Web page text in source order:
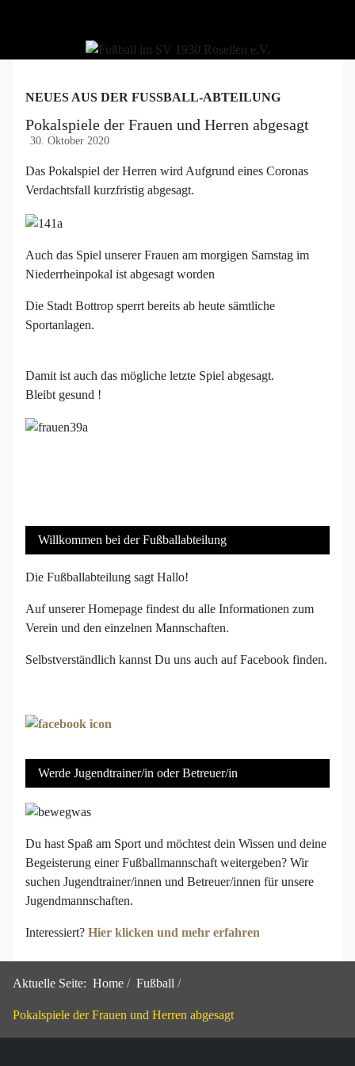
NEUES AUS DER FUSSBALL-ABTEILUNG
Pokalspiele der Frauen und Herren abgesagt
30. Oktober 2020
Das Pokalspiel der Herren wird Aufgrund eines Coronas
Verdachtsfall kurzfristig abgesagt.
Auch das Spiel unserer Frauen am morgigen Samstag im
Niederrheinpokal ist abgesagt worden
Die Stadt Bottrop sperrt bereits ab heute sämtliche
Sportanlagen.
Damit ist auch das mögliche letzte Spiel abgesagt.
Bleibt gesund !
Willkommen bei der Fußballabteilung
Die Fußballabteilung sagt Hallo!
Auf unserer Homepage findest du alle Informationen zum
Verein und den einzelnen Mannschaften.
Selbstverständlich kannst Du uns auch auf Facebook finden.
Werde Jugendtrainer/in oder Betreuer/in
Du hast Spaß am Sport und möchtest dein Wissen und deine
Begeisterung einer Fußballmannschaft weitergeben? Wir
suchen Jugendtrainer/innen und Betreuer/innen für unsere
Jugendmannschaften.
Interessiert? Hier klicken und mehr erfahren
Aktuelle Seite: Home Fußball
Pokalspiele der Frauen und Herren abgesagt